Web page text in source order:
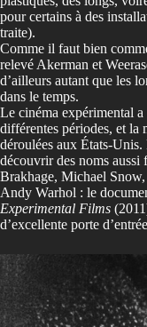
pour certains à des
traite).
Comme il faut bien
relevé Akerman et
d’ailleurs autant que les
dans le temps.
Le cinéma expérimental a
différentes périodes, et la
déroulées aux États-
découvrir des noms aussi
Brakhage, Michael
Andy Warhol : le
Experimental Films
d’excellente porte